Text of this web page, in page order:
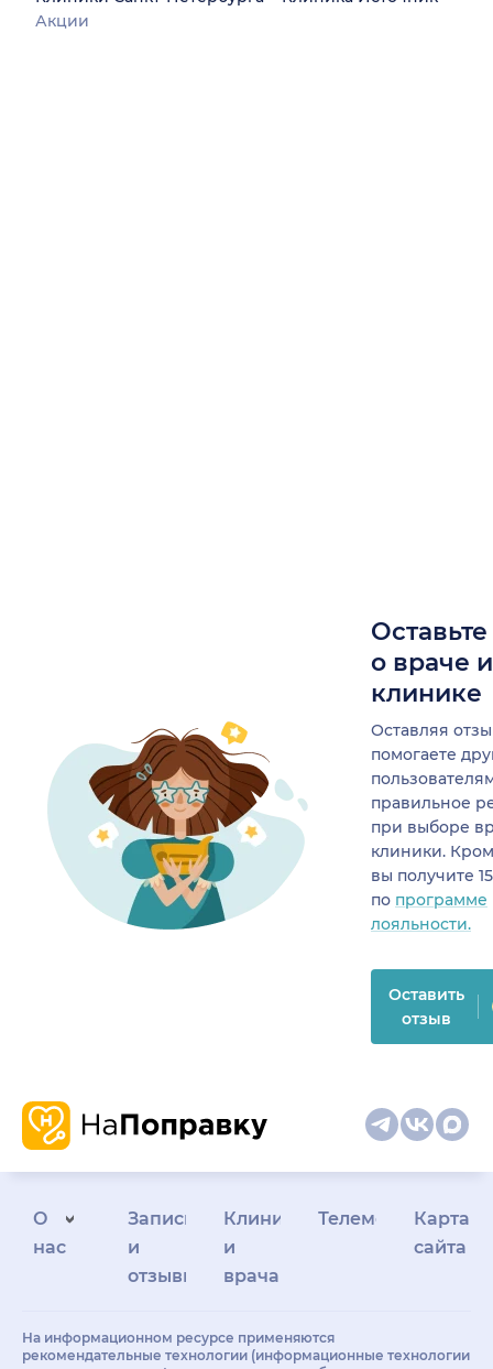
Акции
о враче
клинике
Оставляя
помогаете
правильное
при выборе
клиники.
вы получите
по программе
лояльности.
Оставить
отзыв
О
нас
Запись
и
отзывы
Клиникам
и
врачам
Телемедицина
Карта
сайта
На информационном ресурсе применяются
рекомендательные технологии (информационные технологии